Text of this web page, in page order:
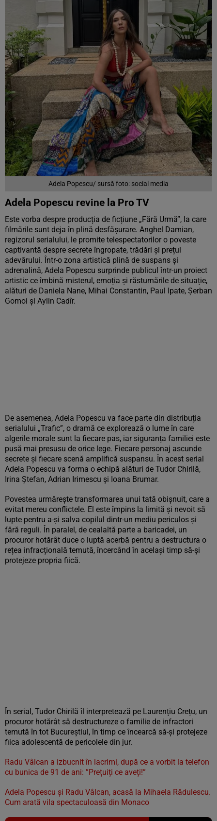
Adela Popescu/ sursă foto: social media
Adela Popescu revine la Pro TV
Este vorba despre producția de ficțiune „Fără Urmă”, la care
filmările sunt deja în plină desfășurare. Anghel Damian,
regizorul serialului, le promite telespectatorilor o poveste
captivantă despre secrete îngropate, trădări și prețul
adevărului. Într-o zona artistică plină de suspans și
adrenalină, Adela Popescu surprinde publicul într-un proiect
artistic ce îmbină misterul, emoția și răsturnările de situație,
alături de Daniela Nane, Mihai Constantin, Paul Ipate, Șerban
Gomoi și Aylin Cadîr.
De asemenea, Adela Popescu va face parte din distribuția
serialului „Trafic”, o dramă ce explorează o lume în care
algerile morale sunt la fiecare pas, iar siguranța familiei este
pusă mai presusu de orice lege. Fiecare personaj ascunde
secrete și fiecare scenă amplifică suspansu. În acest serial
Adela Popescu va forma o echipă alături de Tudor Chirilă,
Irina Ștefan, Adrian Irimescu și Ioana Brumar.
Povestea urmărește transformarea unui tată obișnuit, care a
evitat mereu conflictele. El este împins la limită și nevoit să
lupte pentru a-și salva copilul dintr-un mediu periculos și
fără reguli. În paralel, de cealaltă parte a baricadei, un
procuror hotărât duce o luptă acerbă pentru a destructura o
rețea infracțională temută, încercând în același timp să-și
protejeze propria fiică.
În serial, Tudor Chirilă îl interpretează pe Laurențiu Crețu, un
procuror hotărât să destructureze o familie de infractori
temută în tot Bucureștiul, în timp ce încearcă să-și protejeze
fiica adolescentă de pericolele din jur.
Radu Vâlcan a izbucnit în lacrimi, după ce a vorbit la telefon
cu bunica de 91 de ani: ”Prețuiți ce aveți!”
Adela Popescu și Radu Vâlcan, acasă la Mihaela Rădulescu.
Cum arată vila spectaculoasă din Monaco